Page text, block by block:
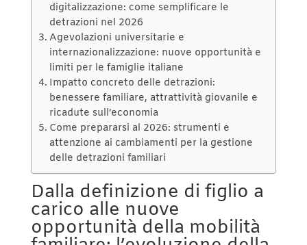
digitalizzazione: come semplificare le
detrazioni nel 2026
Agevolazioni universitarie e
internazionalizzazione: nuove opportunità e
limiti per le famiglie italiane
Impatto concreto delle detrazioni:
benessere familiare, attrattività giovanile e
ricadute sull’economia
Come prepararsi al 2026: strumenti e
attenzione ai cambiamenti per la gestione
delle detrazioni familiari
Dalla definizione di figlio a
carico alle nuove
opportunità della mobilità